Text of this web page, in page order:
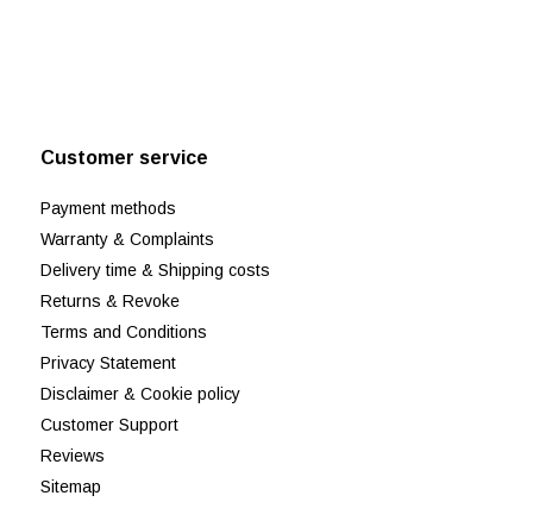
Customer service
Payment methods
Warranty & Complaints
Delivery time & Shipping costs
Returns & Revoke
Terms and Conditions
Privacy Statement
Disclaimer & Cookie policy
Customer Support
Reviews
Sitemap